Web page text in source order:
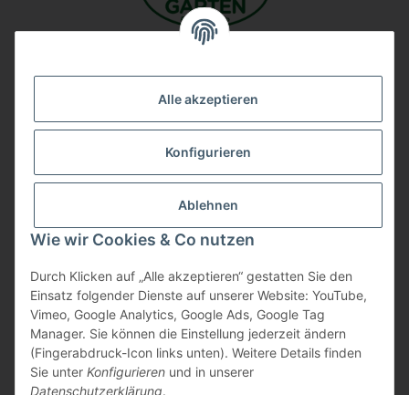
Alle akzeptieren
Konfigurieren
Ablehnen
Wie wir Cookies & Co nutzen
Durch Klicken auf „Alle akzeptieren“ gestatten Sie den
Einsatz folgender Dienste auf unserer Website: YouTube,
Vimeo, Google Analytics, Google Ads, Google Tag
Manager. Sie können die Einstellung jederzeit ändern
(Fingerabdruck-Icon links unten). Weitere Details finden
Sie unter Konfigurieren und in unserer
Datenschutzerklärung.
Unsere Firma auf Google
Vertrag widerrufen